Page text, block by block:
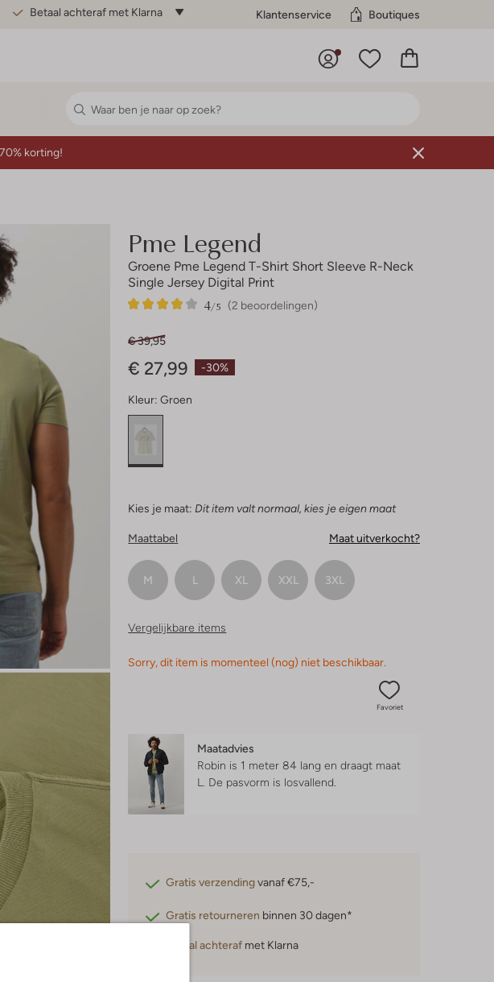
Betaal achteraf met Klarna Klantenservice Boutiques
korting!
Pme Legend
Groene Pme Legend T-Shirt Short Sleeve R-Neck
Single Jersey Digital Print
(2 beoordelingen)
4/5
2
4
-30%
€ 39,95
€ 27,99
Kleur: Groen
Kies je maat: Dit item valt normaal, kies je eigen maat
Maattabel Maat uitverkocht?
M L XL XXL 3XL
Vergelijkbare items
Sorry, dit item is momenteel (nog) niet beschikbaar.
Favoriet
Maatadvies
Robin is 1 meter 84 lang en draagt maat
L. De pasvorm is losvallend
Gratis verzendingvanaf €75,-
Gratis retourneren binnen 30 dagen*
Betaal achteraf met Klarna